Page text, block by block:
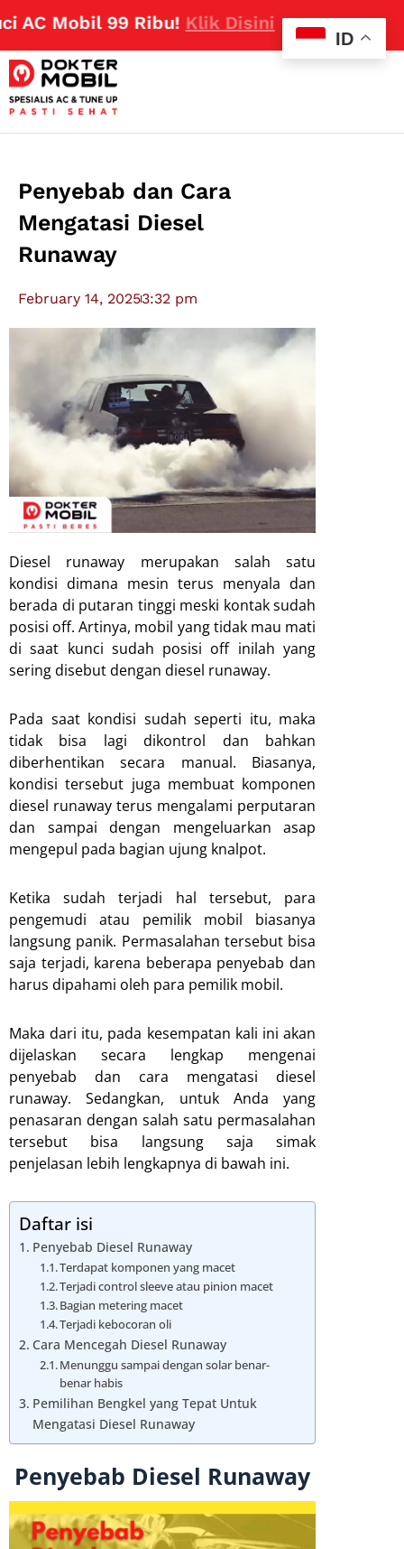
99 Ribu! Klik Disini
Penyebab dan Cara
Mengatasi Diesel
Runaway
February 14, 20253:32 pm
Diesel runaway merupakan salah satu
kondisi dimana mesin terus menyala dan
berada di putaran tinggi meski kontak sudah
posisi off. Artinya, mobil yang tidak mau mati
di saat kunci sudah posisi off inilah yang
sering disebut dengan diesel runaway.
Pada saat kondisi sudah seperti itu, maka
tidak bisa lagi dikontrol dan bahkan
diberhentikan secara manual. Biasanya,
kondisi tersebut juga membuat komponen
diesel runaway terus mengalami perputaran
dan sampai dengan mengeluarkan asap
mengepul pada bagian ujung knalpot.
Ketika sudah terjadi hal tersebut, para
pengemudi atau pemilik mobil biasanya
langsung panik. Permasalahan tersebut bisa
saja terjadi, karena beberapa penyebab dan
harus dipahami oleh para pemilik mobil.
Maka dari itu, pada kesempatan kali ini akan
dijelaskan secara lengkap mengenai
penyebab dan cara mengatasi diesel
runaway. Sedangkan, untuk Anda yang
penasaran dengan salah satu permasalahan
tersebut bisa langsung saja simak
penjelasan lebih lengkapnya di bawah ini.
Daftar isi
Penyebab Diesel Runaway
Terdapat komponen yang macet
Terjadi control sleeve atau pinion macet
Bagian metering macet
Terjadi kebocoran oli
Cara Mencegah Diesel Runaway
Menunggu sampai dengan solar benar-
benar habis
Pemilihan Bengkel yang Tepat Untuk
Mengatasi Diesel Runaway
Penyebab Diesel Runaway
ID